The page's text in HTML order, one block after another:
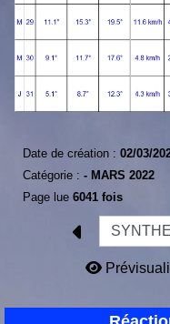
Date de création : 02/03/
Catégorie : - MARS 2022
Page lue 6041 fois